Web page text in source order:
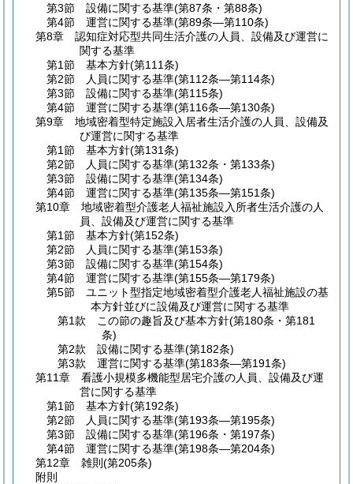
第3節
設備に関する基準(第87条・第88条)
第4節
運営に関する基準(第89条―第110条)
第8章
認知症対応型共同生活介護の人員、設備及び運営に
関する基準
第1節
基本方針(第111条)
第2節
人員に関する基準(第112条―第114条)
第3節
設備に関する基準(第115条)
第4節
運営に関する基準(第116条―第130条)
第9章
地域密着型特定施設入居者生活介護の人員、設備及
び運営に関する基準
第1節
基本方針(第131条)
第2節
人員に関する基準(第132条・第133条)
第3節
設備に関する基準(第134条)
第4節
運営に関する基準(第135条―第151条)
第10章
地域密着型介護老人福祉施設入所者生活介護の人
員、設備及び運営に関する基準
第1節
基本方針(第152条)
第2節
人員に関する基準(第153条)
第3節
設備に関する基準(第154条)
第4節
運営に関する基準(第155条―第179条)
第5節
ユニット型指定地域密着型介護老人福祉施設の基
本方針並びに設備及び運営に関する基準
第1款
この節の趣旨及び基本方針(第180条・第181
条)
第2款
設備に関する基準(第182条)
第3款
運営に関する基準(第183条―第191条)
第11章
看護小規模多機能型居宅介護の人員、設備及び運
営に関する基準
第1節
基本方針(第192条)
第2節
人員に関する基準(第193条―第195条)
第3節
設備に関する基準(第196条・第197条)
第4節
運営に関する基準(第198条―第204条)
第12章
雑則 (第205条)
附則